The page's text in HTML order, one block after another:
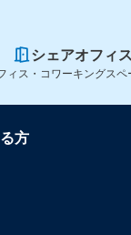
シェアオフィス
ィス・コワーキングス
方